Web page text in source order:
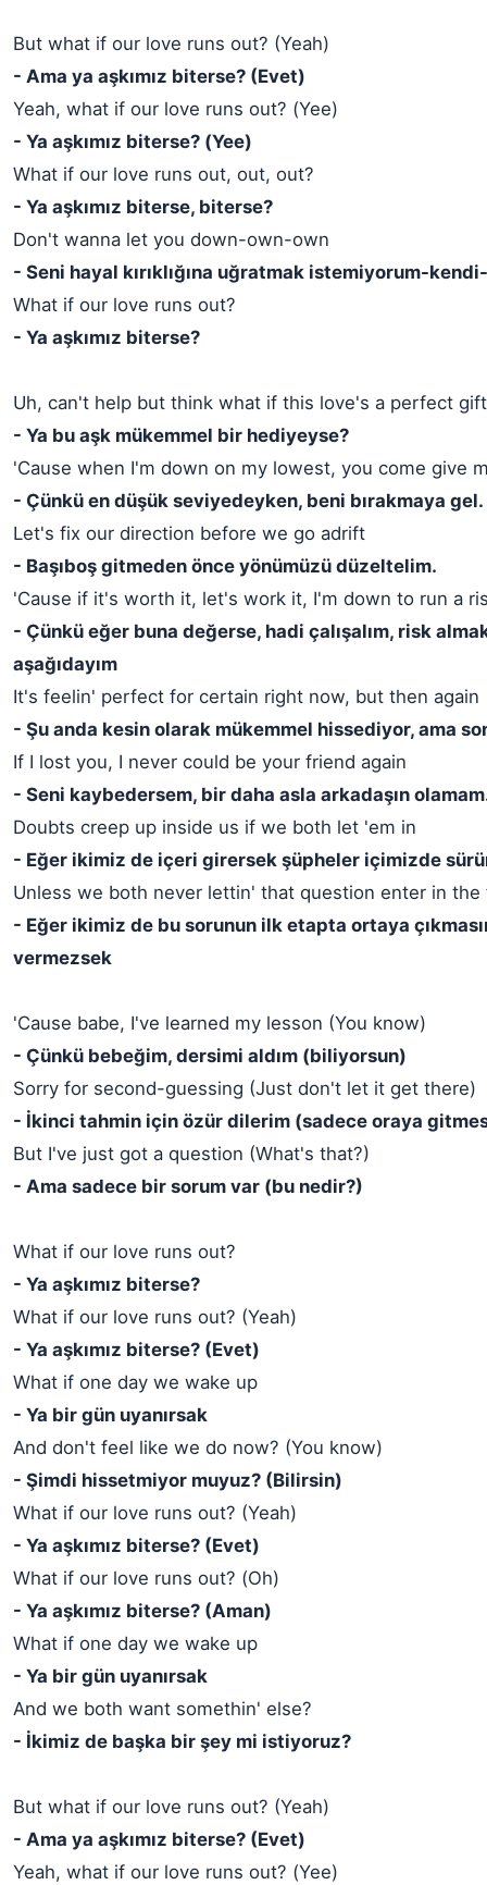
But what if our love runs out? (Yeah)
- Ama ya aşkımız biterse? (Evet)
Yeah, what if our love runs out? (Yee)
- Ya aşkımız biterse? (Yee)
What if our love runs out, out, out?
- Ya aşkımız biterse, biterse?
Don't wanna let you down-own-own
- Seni hayal kırıklığına uğratmak istemiyorum-
What if our love runs out?
- Ya aşkımız biterse?
Uh, can't help but think what if this love's a perfect
- Ya bu aşk mükemmel bir hediyeyse?
'Cause when I'm down on my lowest, you come give
- Çünkü en düşük seviyedeyken, beni bırakmaya gel.
Let's fix our direction before we go adrift
- Başıboş gitmeden önce yönümüzü düzeltelim.
'Cause if it's worth it, let's work it, I'm down to run a
- Çünkü eğer buna değerse, hadi çalışalım, risk
aşağıdayım
It's feelin' perfect for certain right now, but then again
- Şu anda kesin olarak mükemmel hissediyor, ama
If I lost you, I never could be your friend again
- Seni kaybedersem, bir daha asla arkadaşın
Doubts creep up inside us if we both let 'em in
- Eğer ikimiz de içeri girersek şüpheler içimizde
Unless we both never lettin' that question enter in the
- Eğer ikimiz de bu sorunun ilk etapta ortaya
vermezsek
'Cause babe, I've learned my lesson (You know)
- Çünkü bebeğim, dersimi aldım (biliyorsun)
Sorry for second-guessing (Just don't let it get there)
- İkinci tahmin için özür dilerim (sadece oraya
But I've just got a question (What's that?)
- Ama sadece bir sorum var (bu nedir?)
What if our love runs out?
- Ya aşkımız biterse?
What if our love runs out? (Yeah)
- Ya aşkımız biterse? (Evet)
What if one day we wake up
- Ya bir gün uyanırsak
And don't feel like we do now? (You know)
- Şimdi hissetmiyor muyuz? (Bilirsin)
What if our love runs out? (Yeah)
- Ya aşkımız biterse? (Evet)
What if our love runs out? (Oh)
- Ya aşkımız biterse? (Aman)
What if one day we wake up
- Ya bir gün uyanırsak
And we both want somethin' else?
- İkimiz de başka bir şey mi istiyoruz?
But what if our love runs out? (Yeah)
- Ama ya aşkımız biterse? (Evet)
Yeah, what if our love runs out? (Yee)